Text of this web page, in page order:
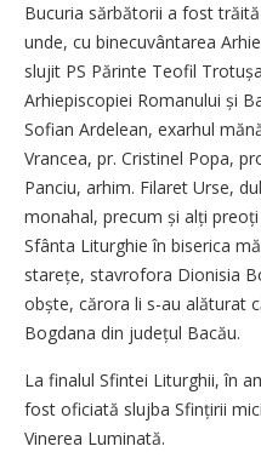
Bucuria sărbătorii a fost
unde, cu binecuvântarea
slujit PS Părinte Teofil
Arhiepiscopiei Romanului și
Sofian Ardelean, exarhul
Vrancea, pr. Cristinel Popa,
Panciu, arhim. Filaret Urse,
monahal, precum și alți
Sfânta Liturghie în biserica
starețe, stavrofora Dionisia
obște, cărora li s-au alăturat
Bogdana din județul Bacău.
La finalul Sfintei Liturghii, în
fost oficiată slujba Sfințirii
Vinerea Luminată.